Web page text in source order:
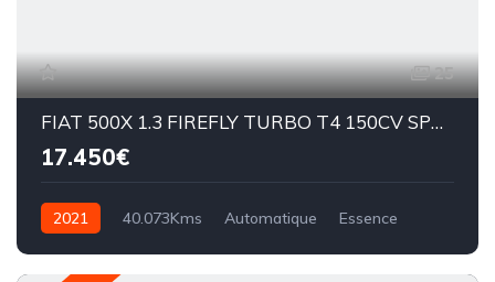
25
FIAT 500X 1.3 FIREFLY TURBO T4 150CV SPORT DCT
17.450€
2021 40.073Kms Automatique Essence